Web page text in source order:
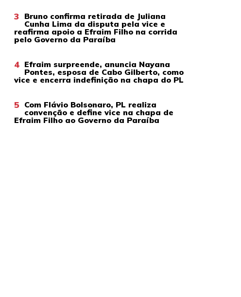
3 Bruno confirma retirada de Juliana
Cunha Lima da disputa pela vice e
reafirma apoio a Efraim Filho na corrida
pelo Governo da Paraíba
4 Efraim surpreende, anuncia Nayana
Pontes, esposa de Cabo Gilberto, como
vice e encerra indefinição na chapa do PL
5 Com Flávio Bolsonaro, PL realiza
convenção e define vice na chapa de
Efraim Filho ao Governo da Paraíba